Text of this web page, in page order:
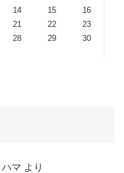
14 15
16
21 22
23
28 29
30
ハマ より